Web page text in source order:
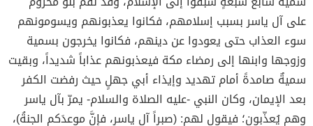
على آل ياسر بسبب إسلامهم، فكانوا يعذبونهم ويسومونهم
سوء العذاب حتى يعودوا عن دينهم، فكانوا يخرجون بسمية
وزوجها وابنها إلى رمضاء مكة فيعذبونهم عذاباً شديداً، وبقيت
سميةٌ صامدةً أمام تهديد وإيذاء أبي جهلٍ حيث رفضت الكفر
بعد الإيمان، وكان النبي -عليه الصلاة والسلام- يمرّ بآل ياسر
وهم يُعذّبون؛ فيقول لهم: (صبراً آل ياسرٍ، فإنَّ موعدَكم الجنةُ)،